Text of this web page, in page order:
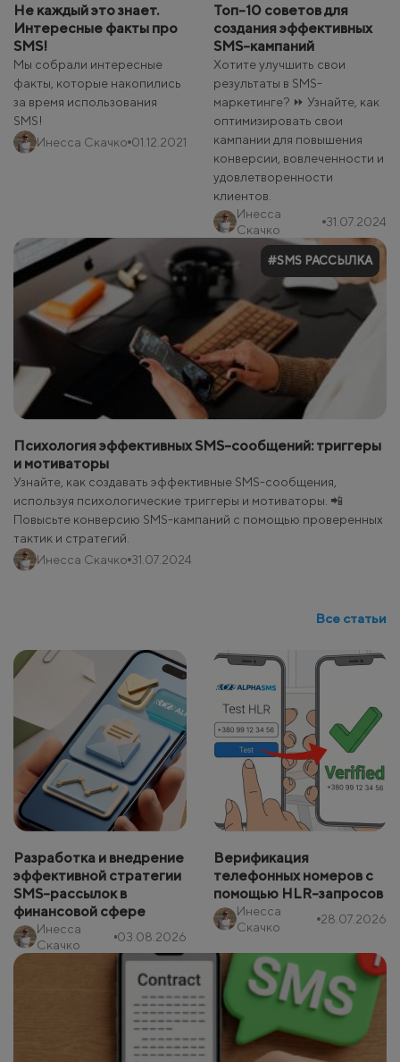
Не каждый это знает.
Интересные факты про
SMS!
Мы собрали интересные
факты, которые накопились
за время использования
SMS!
Инесса Скачко 01.12.2021
Топ-10 советов для
создания эффективных
SMS-кампаний
Хотите улучшить свои
результаты в SMS-
маркетинге? ⏩ Узнайте, как
оптимизировать свои
кампании для повышения
конверсии, вовлеченности и
удовлетворенности
клиентов.
Инесса
Скачко
31.07.2024
#SMS РАССЫЛКА
Психология эффективных SMS-сообщений: триггеры
и мотиваторы
Узнайте, как создавать эффективные SMS-сообщения,
используя психологические триггеры и мотиваторы. 📲
Повысьте конверсию SMS-кампаний с помощью проверенных
тактик и стратегий.
Инесса Скачко 31.07.2024
Все статьи
Разработка и внедрение
эффективной стратегии
SMS-рассылок в
финансовой сфере
Инесса
Скачко
03.08.2026
Верификация
телефонных номеров с
помощью HLR-запросов
Инесса
Скачко
28.07.2026